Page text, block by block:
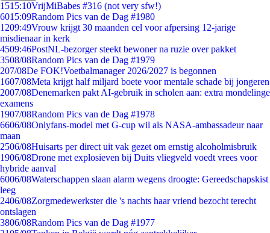
1515:10VrijMiBabes #316 (not very sfw!)
6015:09Random Pics van de Dag #1980
1209:49Vrouw krijgt 30 maanden cel voor afpersing 12-jarige
misdienaar in kerk
4509:46PostNL-bezorger steekt bewoner na ruzie over pakket
3508/08Random Pics van de Dag #1979
207/08De FOK!Voetbalmanager 2026/2027 is begonnen
1607/08Meta krijgt half miljard boete voor mentale schade bij jongeren
2007/08Denemarken pakt AI-gebruik in scholen aan: extra mondelinge
examens
1907/08Random Pics van de Dag #1978
6606/08Onlyfans-model met G-cup wil als NASA-ambassadeur naar
maan
2506/08Huisarts per direct uit vak gezet om ernstig alcoholmisbruik
1906/08Drone met explosieven bij Duits vliegveld voedt vrees voor
hybride aanval
6006/08Waterschappen slaan alarm wegens droogte: Gereedschapskist
leeg
2406/08Zorgmedewerkster die 's nachts haar vriend bezocht terecht
ontslagen
3806/08Random Pics van de Dag #1977